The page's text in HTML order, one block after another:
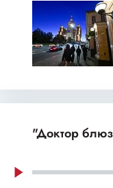
"Доктор